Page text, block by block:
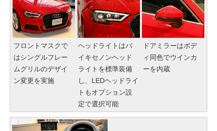
フロントマスクで
はシングルフレー
ムグリルのデザイ
ン変更を実施
ヘッドライトはバ
イキセノンヘッド
ライトを標準装備
し、LEDヘッドライ
トもオプション設
定で選択可能
ドアミラーはボデ
ィ同色でウインカ
ーを内蔵